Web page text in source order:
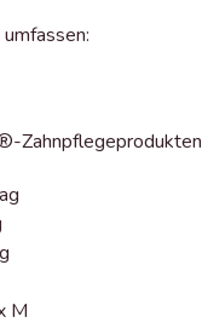
Zahnpflegeprodukten
M